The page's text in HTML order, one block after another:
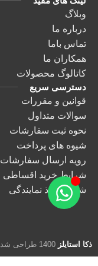
وبلاگ
درباره ما
تماس باما
همکاران ما
کاتالوگ محصولات
دسترسی سریع
قوانین و مقررات
سوالات متداول
نحوه ثبت سفارشات
شیوه های پرداخت
رویه ارسال سفارشات
شرایط خرید اقساطی
شرایط اخذ نمایندگی
ذکا استایلز 1400 طراحی شده توسط تیم